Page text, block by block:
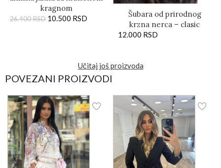
kragnom
26.400RSD 10.500 RSD
Šubara od prirodnog
krzna nerca – clasic
12.000 RSD
Učitaj još proizvoda
POVEZANI PROIZVODI